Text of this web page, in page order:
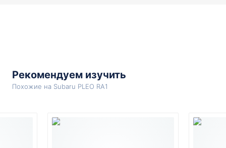
Рекомендуем изучить
Похожие на Subaru PLEO RA1